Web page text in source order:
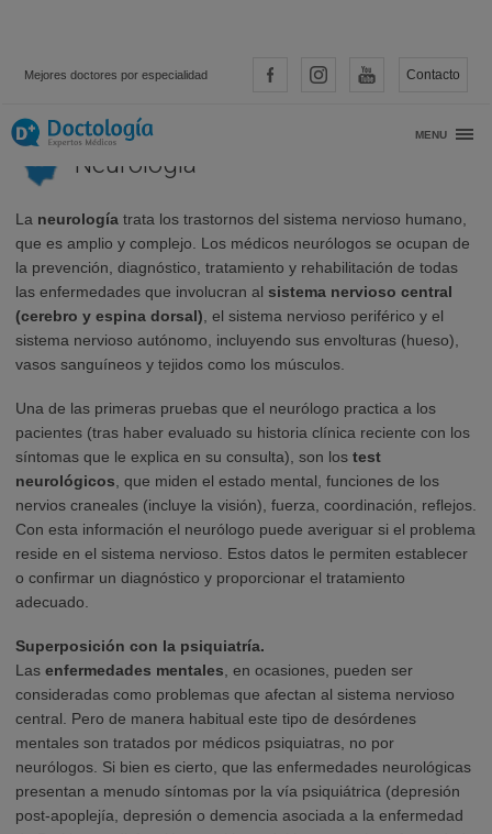
Mejores doctores por especialidad Contacto
MENU
Neurología
La neurología trata los trastornos del sistema nervioso humano,
que es amplio y complejo. Los médicos neurólogos se ocupan de
la prevención, diagnóstico, tratamiento y rehabilitación de todas
las enfermedades que involucran al sistema nervioso central
(cerebro y espina dorsal) , el sistema nervioso periférico y el
sistema nervioso autónomo, incluyendo sus envolturas (hueso),
vasos sanguíneos y tejidos como los músculos.
Una de las primeras pruebas que el neurólogo practica a los
pacientes (tras haber evaluado su historia clínica reciente con los
síntomas que le explica en su consulta), son los test
neurológicos , que miden el estado mental, funciones de los
nervios craneales (incluye la visión), fuerza, coordinación, reflejos.
Con esta información el neurólogo puede averiguar si el problema
reside en el sistema nervioso. Estos datos le permiten establecer
o confirmar un diagnóstico y proporcionar el tratamiento
adecuado.
Superposición con la psiquiatría.
Las enfermedades mentales , en ocasiones, pueden ser
consideradas como problemas que afectan al sistema nervioso
central. Pero de manera habitual este tipo de desórdenes
mentales son tratados por médicos psiquiatras, no por
neurólogos. Si bien es cierto, que las enfermedades neurológicas
presentan a menudo síntomas por la vía psiquiátrica (depresión
post-apoplejía, depresión o demencia asociada a la enfermedad